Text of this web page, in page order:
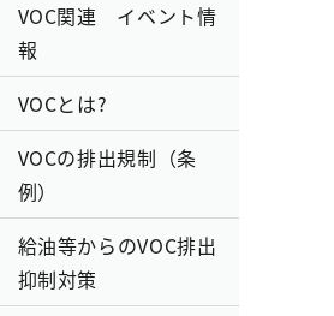
VOC関連 イベント情
報
VOCとは?
VOCの排出規制（条
例）
給油等からのVOC排出
抑制対策